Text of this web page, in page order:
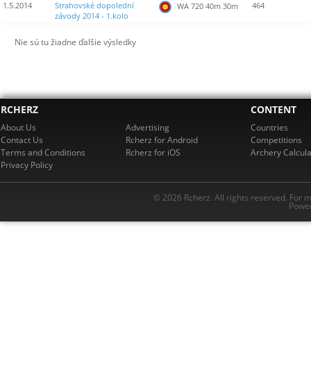
1.5.2014
Strahovské dopolední
závody 2014 - 1.kolo
WA 720 40m 30m 464
Nie sú tu žiadne ďalšie výsledky
RCHERZ
About Us
Contact Us
Terms and Conditions
Privacy Policy
Advertising
Rcherz for Android
Rcherz for iOS
CONTENT
Countries
Competitions
Archery
© 2026 Rcherz. All rights reserved. For